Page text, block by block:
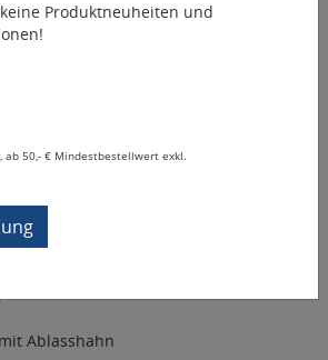
Produktneuheiten und
ab 50,- € Mindestbestellwert exkl.
In den Warenkorb
aus Edelstahl mit
zur Aufbereitung von
gute Isolierung des Gerätes sorgt für
Ablasshahn